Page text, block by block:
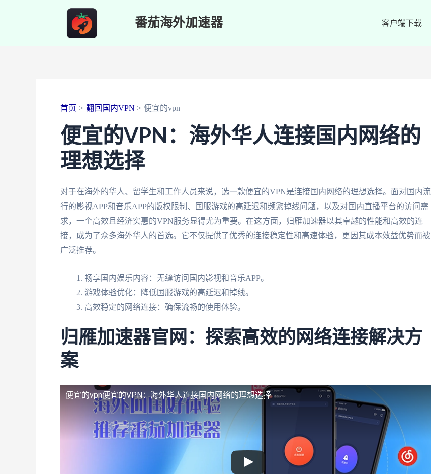
番茄海外加速器 客户端下载
首页 翻回国内VPN 便宜的vpn
便宜的VPN：海外华人连接国内网络的
理想选择
对于在海外的华人、留学生和工作人员来说，选一款便宜的VPN是连接国内网络的理想选择。面对国内流
行的影视APP和音乐APP的版权限制、国服游戏的高延迟和频繁掉线问题，以及对国内直播平台的访问需
求，一个高效且经济实惠的VPN服务显得尤为重要。在这方面，归雁加速器以其卓越的性能和高效的连
接，成为了众多海外华人的首选。它不仅提供了优秀的连接稳定性和高速体验，更因其成本效益优势而被
广泛推荐。
畅享国内娱乐内容：无缝访问国内影视和音乐APP。
游戏体验优化：降低国服游戏的高延迟和掉线。
高效稳定的网络连接：确保流畅的使用体验。
归雁加速器官网：探索高效的网络连接解决方
案
便宜的vpn便宜的VPN：海外华人连接国内网络的理想选择